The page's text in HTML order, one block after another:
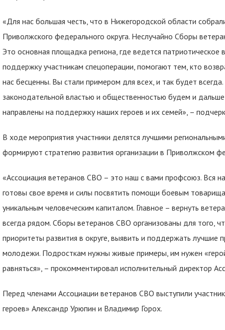
«Для нас большая честь, что в Нижегородской области
Приволжского федерального округа. Неслучайно Сборы
Это основная площадка региона, где ведется
поддержку участникам спецоперации, помогают тем, кто
нас бесценны. Вы стали примером для всех, и так будет
законодательной властью и общественностью будем и
направлены на поддержку наших героев и их семей», –
В ходе мероприятия участники делятся лучшими
формируют стратегию развития организации в Приволжском
«Ассоциация ветеранов СВО – это наш с вами профсоюз. Вся
готовы свое время и силы посвятить помощи боевым
уникальным человеческим капиталом. Главное – вернуть
всегда рядом. Сборы ветеранов СВО организованы для того,
приоритеты развития в округе, выявить и поддержать лучшие
молодежи. Подросткам нужны живые примеры, им нужен
равняться», – прокомментировал исполнительный директор
Перед членами Ассоциации ветеранов СВО выступили
героев» Александр Урюпин и Владимир Горох.